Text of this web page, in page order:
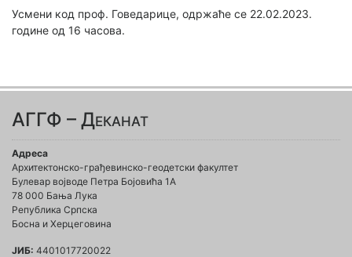
Усмени код проф. Говедарице, одржаће се 22.02.2023.
године од 16 часова.
АГГФ – Деканат
Адреса
Архитектонско-грађевинско-геодетски факултет
Булевар војводе Петра Бојовића 1A
78 000 Бања Лука
Република Српска
Босна и Херцеговина
ЈИБ: 4401017720022